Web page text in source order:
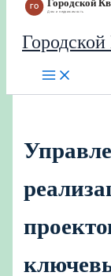
Городской